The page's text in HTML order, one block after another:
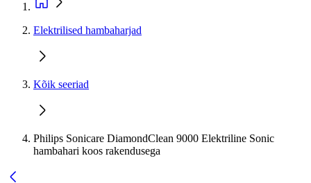
Elektrilised hambaharjad
Kõik seeriad
Philips Sonicare DiamondClean 9000 Elektriline Sonic
hambahari koos rakendusega